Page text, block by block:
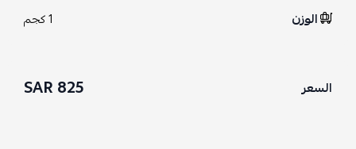
الوزن 1 كجم
السعر 825 SAR